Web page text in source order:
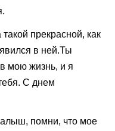
прекрасной, как
в ней.Ты
мою жизнь, и я
С днем
помни, что мое